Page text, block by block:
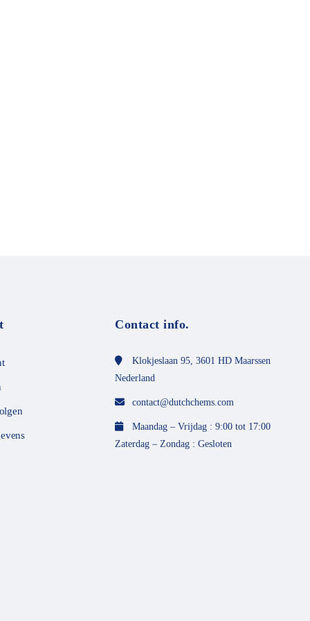
Contact info.
Klokjeslaan 95, 3601 HD Maarssen
Nederland
contact@dutchchems.com
Maandag – Vrijdag : 9:00 tot 17:00
Zaterdag – Zondag : Gesloten